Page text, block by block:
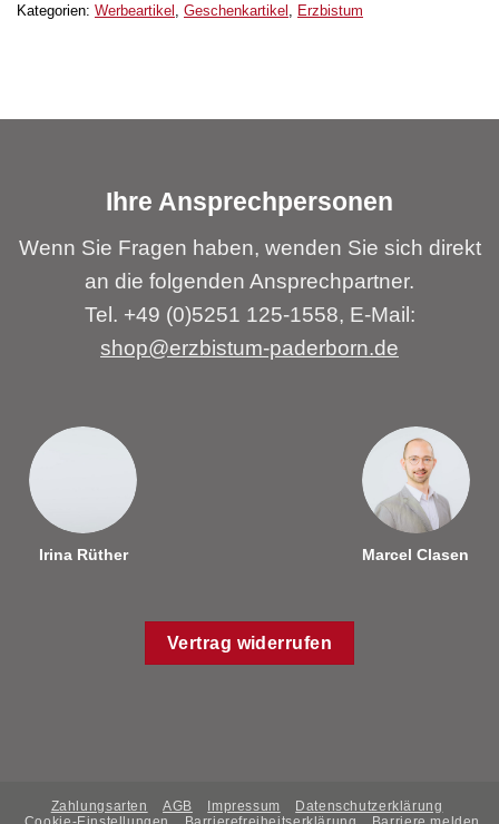
Kategorien: Werbeartikel Geschenkartikel Erzbistum
Ihre Ansprechpersonen
Wenn Sie Fragen haben, wenden Sie sich direkt
an die folgenden Ansprechpartner.
Tel. +49 (0)5251 125-1558, E-Mail:
shop@erzbistum-paderborn.de
Irina Rüther Marcel Clasen
Vertrag widerrufen
Zahlungsarten AGB Impressum
Datenschutzerklärung